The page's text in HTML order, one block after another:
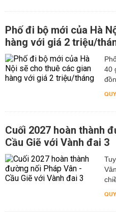
Phố đi bộ mới của Hà
hàng với giá 2 triệu/
40
Cuối 2027 hoàn thành
Cầu Giẽ với Vành đai 3